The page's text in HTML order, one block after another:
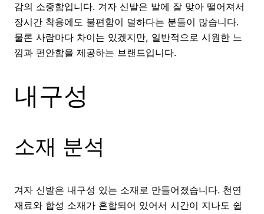
감의 소중함입니다. 겨자 신발은 발에 잘 맞아 떨어져서
장시간 착용에도 불편함이 덜하다는 분들이 많습니다.
물론 사람마다 차이는 있겠지만, 일반적으로 시원한 느
낌과 편안함을 제공하는 브랜드입니다.
내구성
소재 분석
겨자 신발은 내구성 있는 소재로 만들어졌습니다. 천연
재료와 합성 소재가 혼합되어 있어서 시간이 지나도 쉽